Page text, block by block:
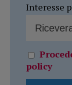
Interesse
policy